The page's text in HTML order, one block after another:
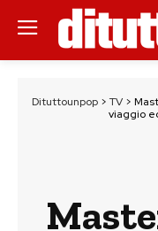
Dituttounpop> TV>
viaggio